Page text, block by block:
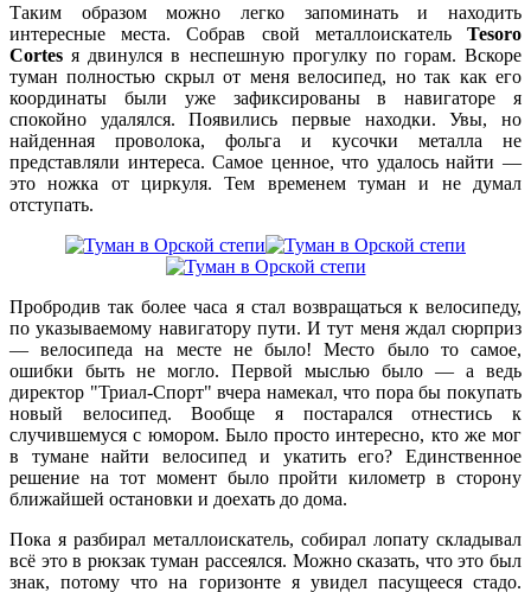
Таким образом можно легко запоминать и находить
интересные места. Собрав свой металлоискатель Tesoro
Cortes я двинулся в неспешную прогулку по горам. Вскоре
туман полностью скрыл от меня велосипед, но так как его
координаты были уже зафиксированы в навигаторе я
спокойно удалялся. Появились первые находки. Увы, но
найденная проволока, фольга и кусочки металла не
представляли интереса. Самое ценное, что удалось найти —
это ножка от циркуля. Тем временем туман и не думал
отступать.
Пробродив так более часа я стал возвращаться к велосипеду,
по указываемому навигатору пути. И тут меня ждал сюрприз
— велосипеда на месте не было! Место было то самое,
ошибки быть не могло. Первой мыслью было — а ведь
директор "Триал-Спорт" вчера намекал, что пора бы покупать
новый велосипед. Вообще я постарался отнестись к
случившемуся с юмором. Было просто интересно, кто же мог
в тумане найти велосипед и укатить его? Единственное
решение на тот момент было пройти километр в сторону
ближайшей остановки и доехать до дома.
Пока я разбирал металлоискатель, собирал лопату складывал
всё это в рюкзак туман рассеялся. Можно сказать, что это был
знак, потому что на горизонте я увидел пасущееся стадо.